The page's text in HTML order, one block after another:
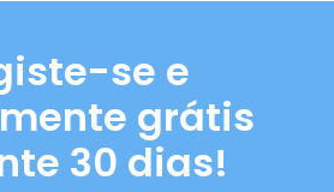
se e
grátis
30 dias!